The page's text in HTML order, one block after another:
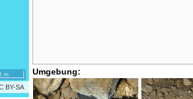
BY-SA
m Umgebung: